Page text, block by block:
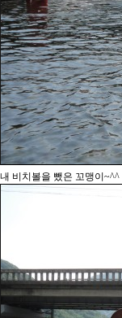
내 비치볼을 뺐은 꼬맹이